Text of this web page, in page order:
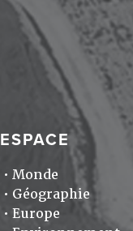
ESPACE
Monde
Géographie
Europe